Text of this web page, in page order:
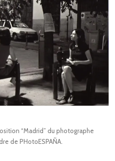
“Madrid” du photographe
de PHotoESPAÑA.